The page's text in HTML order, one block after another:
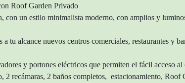
Roof Garden Privado
un estilo minimalista moderno, con amplios y
tu alcance nuevos centros comerciales, restaurantes y
y portones eléctricos que permiten el fácil acceso al
2 recámaras, 2 baños completos, estacionamiento, Roof